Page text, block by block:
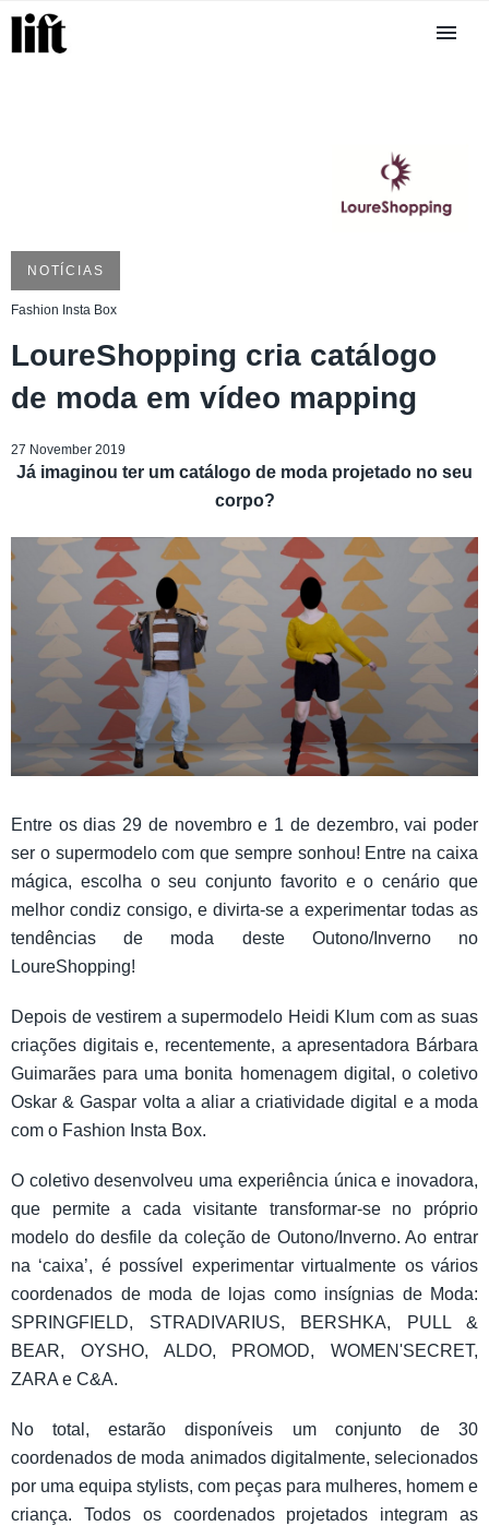
NOTÍCIAS
Fashion Insta Box
LoureShopping cria catálogo
de moda em vídeo mapping
27 November 2019
Já imaginou ter um catálogo de moda projetado no seu
corpo?
Entre os dias 29 de novembro e 1 de dezembro, vai poder
ser o supermodelo com que sempre sonhou! Entre na caixa
mágica, escolha o seu conjunto favorito e o cenário que
melhor condiz consigo, e divirta-se a experimentar todas as
tendências de moda deste Outono/Inverno no
LoureShopping!
Depois de vestirem a supermodelo Heidi Klum com as suas
criações digitais e, recentemente, a apresentadora Bárbara
Guimarães para uma bonita homenagem digital, o coletivo
Oskar & Gaspar volta a aliar a criatividade digital e a moda
com o Fashion Insta Box.
O coletivo desenvolveu uma experiência única e inovadora,
que permite a cada visitante transformar-se no próprio
modelo do desfile da coleção de Outono/Inverno. Ao entrar
na ‘caixa’, é possível experimentar virtualmente os vários
coordenados de moda de lojas como insígnias de Moda:
SPRINGFIELD, STRADIVARIUS, BERSHKA, PULL &
BEAR, OYSHO, ALDO, PROMOD, WOMEN'SECRET,
ZARA e C&A.
No total, estarão disponíveis um conjunto de 30
coordenados de moda animados digitalmente, selecionados
por uma equipa stylists, com peças para mulheres, homem e
criança. Todos os coordenados projetados integram as